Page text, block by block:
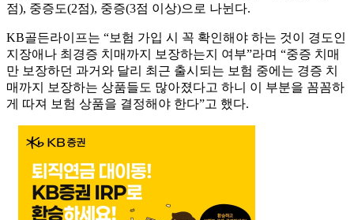
점), 중증도(2점), 중증(3점 이상)으로 나뉜다.
KB골든라이프는 “보험 가입 시 꼭 확인해야 하는 것이 경도인
지장애나 최경증 치매까지 보장하는지 여부”라며 “중증 치매
만 보장하던 과거와 달리 최근 출시되는 보험 중에는 경증 치
매까지 보장하는 상품들도 많아졌다고 하니 이 부분을 꼼꼼하
게 따져 보험 상품을 결정해야 한다”고 했다.